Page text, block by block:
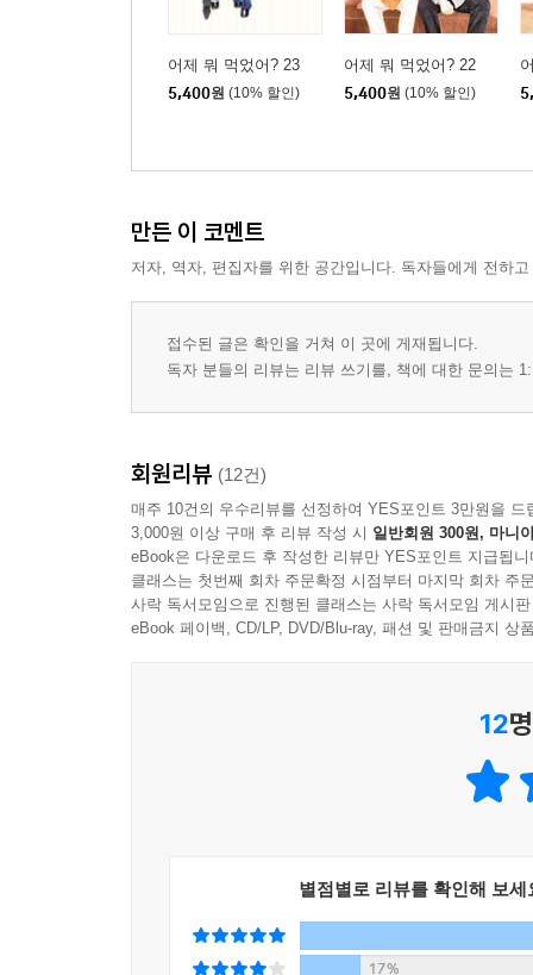
어제 뭐 먹었어? 23
5,400원 (10% 할인)
어제 뭐 먹었어? 22
5,400원 (10% 할인)
만든 이 코멘트
저자, 역자, 편집자를 위한 공간입니다. 독자들에게 전하
접수된 글은 확인을 거쳐 이 곳에 게재됩니다.
독자 분들의 리뷰는 리뷰 쓰기를, 책에 대한 문의는
회원리뷰 (12건)
매주 10건의 우수리뷰를 선정하여 YES포인트 3만원을 드
3,000원 이상 구매 후 리뷰 작성 시 일반회원 300원, 마니
eBook은 다운로드 후 작성한 리뷰만 YES포인트 지급됩니
클래스는 첫번째 회차 주문확정 시점부터 마지막 회차 주
사락 독서모임으로 진행된 클래스는 사락 독서모임 게시
eBook 페이백, CD/LP, DVD/Blu-ray, 패션 및 판매금지 상
12
별점별로 리뷰를 확인해 보세
17%